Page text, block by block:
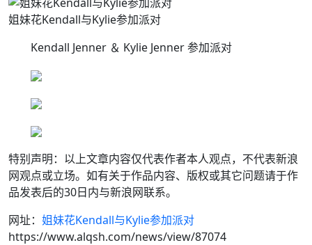
姐妹花Kendall与Kylie参加派对
Kendall Jenner ＆ Kylie Jenner 参加派对
特别声明：以上文章内容仅代表作者本人观点，不代表新浪
网观点或立场。如有关于作品内容、版权或其它问题请于作
品发表后的30日内与新浪网联系。
网址： 姐妹花Kendall与Kylie参加派对
https://www.alqsh.com/news/view/87074